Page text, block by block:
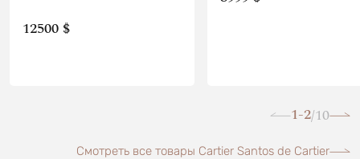
12500 $
1-2/10
Смотреть все товары Cartier Santos de Cartier